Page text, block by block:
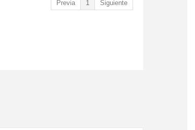
Previa 1 Siguiente